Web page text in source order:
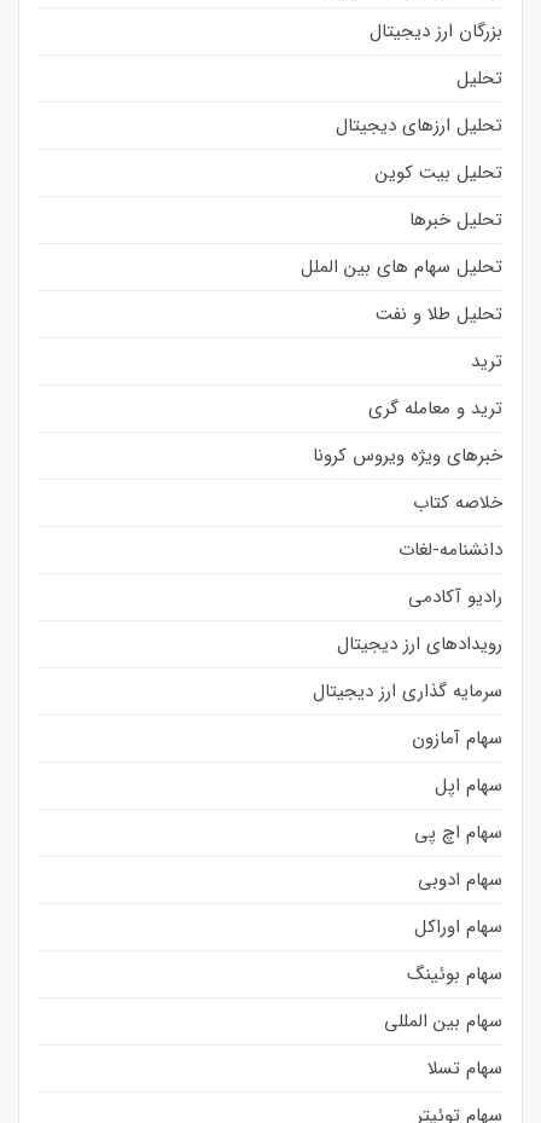
بزرگان ارز دیجیتال
تحلیل
تحلیل ارزهای دیجیتال
تحلیل بیت کوین
تحلیل خبرها
تحلیل سهام های بین الملل
تحلیل طلا و نفت
ترید
ترید و معامله گری
خبرهای ویژه ویروس کرونا
خلاصه کتاب
دانشنامه-لغات
رادیو آکادمی
رویدادهای ارز دیجیتال
سرمایه گذاری ارز دیجیتال
سهام آمازون
سهام اپل
سهام اچ پی
سهام ادوبی
سهام اوراکل
سهام بوئینگ
سهام بین المللی
سهام تسلا
سهام توئیتر